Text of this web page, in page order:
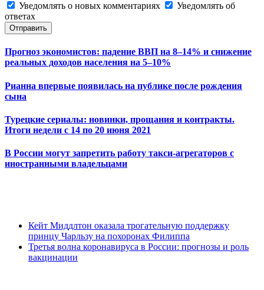
Уведомлять о новых комментариях
Уведомлять об
ответах
Отправить
Прогноз экономистов: падение ВВП на 8–14% и снижение
реальных доходов населения на 5–10%
Рианна впервые появилась на публике после рождения
сына
Турецкие сериалы: новинки, прощания и контракты.
Итоги недели с 14 по 20 июня 2021
В России могут запретить работу такси-агрегаторов с
иностранными владельцами
Кейт Миддлтон оказала трогательную поддержку
принцу Чарльзу на похоронах Филиппа
Третья волна коронавируса в России: прогнозы и роль
вакцинации